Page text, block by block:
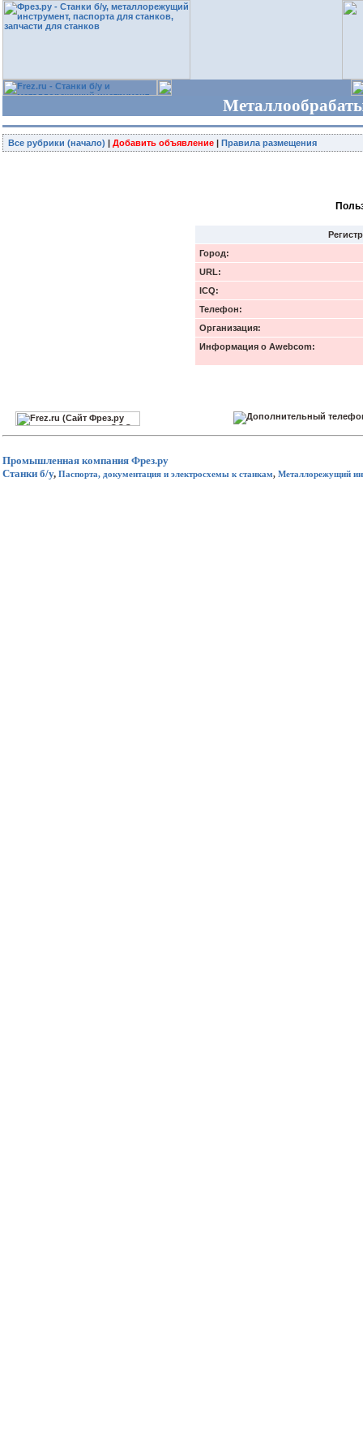
Все рубрики (начало) | Добавить объявление | Правила размещения
Город:
URL:
ICQ:
Телефон:
Организация:
Информация о Awebcom:
Промышленная компания Фрез.ру
Станки б/у, Паспорта, документация и электросхемы к станкам, Металлорежущий